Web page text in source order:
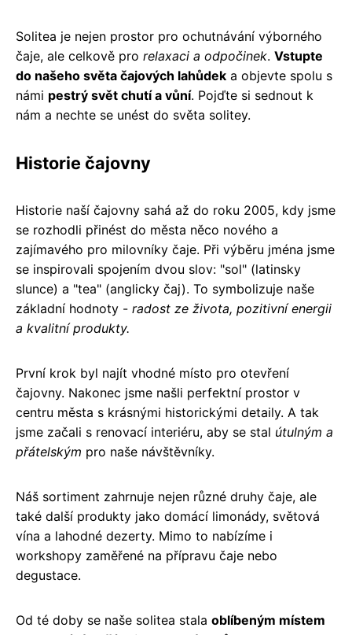
Solitea je nejen prostor pro ochutnávání výborného
čaje, ale celkově pro relaxaci a odpočinek. Vstupte
do našeho světa čajových lahůdek a objevte spolu s
námi pestrý svět chutí a vůní. Pojďte si sednout k
nám a nechte se unést do světa solitey.
Historie čajovny
Historie naší čajovny sahá až do roku 2005, kdy jsme
se rozhodli přinést do města něco nového a
zajímavého pro milovníky čaje. Při výběru jména jsme
se inspirovali spojením dvou slov: "sol" (latinsky
slunce) a "tea" (anglicky čaj). To symbolizuje naše
základní hodnoty - radost ze života, pozitivní energii
a kvalitní produkty.
První krok byl najít vhodné místo pro otevření
čajovny. Nakonec jsme našli perfektní prostor v
centru města s krásnými historickými detaily. A tak
jsme začali s renovací interiéru, aby se stal útulným a
přátelským pro naše návštěvníky.
Náš sortiment zahrnuje nejen různé druhy čaje, ale
také další produkty jako domácí limonády, světová
vína a lahodné dezerty. Mimo to nabízíme i
workshopy zaměřené na přípravu čaje nebo
degustace.
Od té doby se naše solitea stala oblíbeným místem